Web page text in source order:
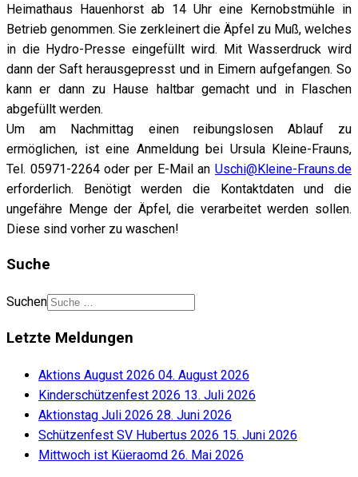
Heimathaus Hauenhorst ab 14 Uhr eine Kernobstmühle in
Betrieb genommen. Sie zerkleinert die Äpfel zu Muß, welches
in die Hydro-Presse eingefüllt wird. Mit Wasserdruck wird
dann der Saft herausgepresst und in Eimern aufgefangen. So
kann er dann zu Hause haltbar gemacht und in Flaschen
abgefüllt werden.
Um am Nachmittag einen reibungslosen Ablauf zu
ermöglichen, ist eine Anmeldung bei Ursula Kleine-Frauns,
Tel. 05971-2264 oder per E-Mail an Uschi@Kleine-Frauns.de
erforderlich. Benötigt werden die Kontaktdaten und die
ungefähre Menge der Äpfel, die verarbeitet werden sollen.
Diese sind vorher zu waschen!
Suche
Suchen
Letzte Meldungen
Aktions August 2026 04. August 2026
Kinderschützenfest 2026 13. Juli 2026
Aktionstag Juli 2026 28. Juni 2026
Schützenfest SV Hubertus 2026 15. Juni 2026
Mittwoch ist Küeraomd 26. Mai 2026